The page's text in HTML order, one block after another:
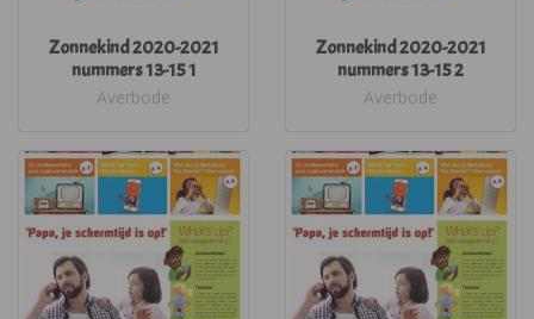
Zonnekind 2020-2021
nummers 13-15 1
Averbode
Zonnekind 2020-2021
nummers 13-15 2
Averbode